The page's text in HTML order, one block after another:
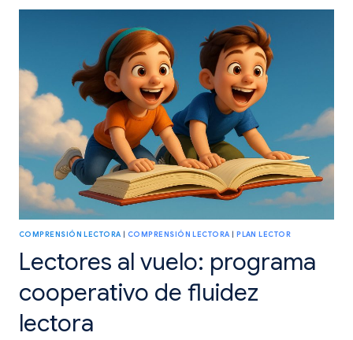
ENCADENADO
COMPRENSIÓN LECTORA |COMPRENSIÓN LECTORA |PLAN LECTOR
Lectores al vuelo: programa
cooperativo de fluidez
lectora